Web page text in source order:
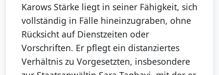
Karows Stärke liegt in seiner Fähigkeit, sich
vollständig in Fälle hineinzugraben, ohne
Rücksicht auf Dienstzeiten oder
Vorschriften. Er pflegt ein distanziertes
Verhältnis zu Vorgesetzten, insbesondere